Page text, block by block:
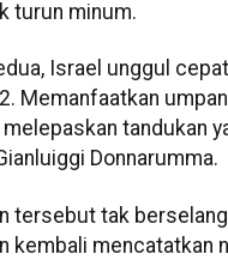
turun minum.
Israel unggul
Memanfaatkan
tandukan
Donnarumma.
tersebut tak
kembali mencatatkan